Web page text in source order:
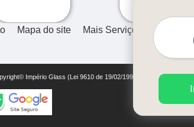
Mapa do site Mais Serviços
Império Glass (Lei 9610 de 19/02/1998)